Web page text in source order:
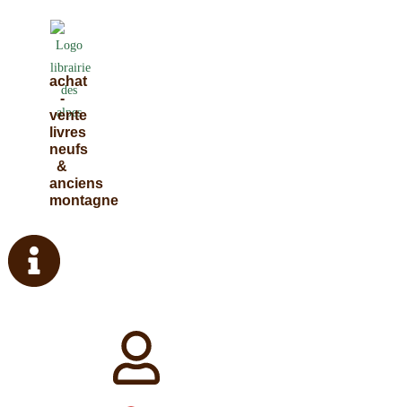
achat
-
vente
livres
neufs
&
anciens
montagne